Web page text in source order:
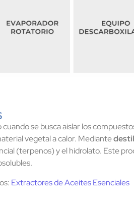
se busca aislar los
vegetal a calor. Mediante
(terpenos) y el hidrolato. Este
Extractores de Aceites Esenciales